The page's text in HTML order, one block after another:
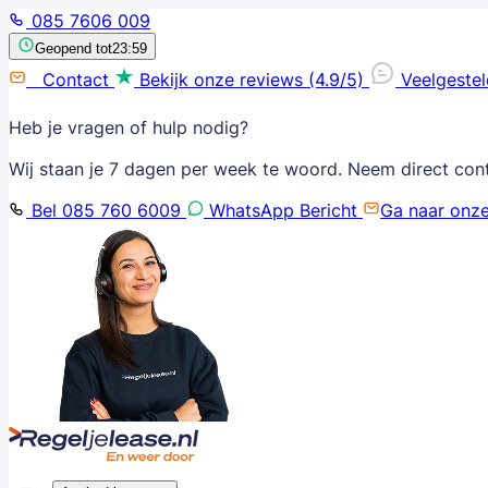
085 7606 009
Geopend tot23:59
Contact Bekijk onze reviews (4.9/5)
Heb je vragen of hulp nodig?
Wij staan je 7 dagen per week te woord. Neem direct
Bel 085 760 6009
WhatsApp Bericht Ga naar